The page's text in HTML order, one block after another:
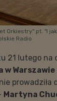
Orkiestry" pt. "I
Radio
21 lutego na
w Warszawie
prowadziła
Martyna